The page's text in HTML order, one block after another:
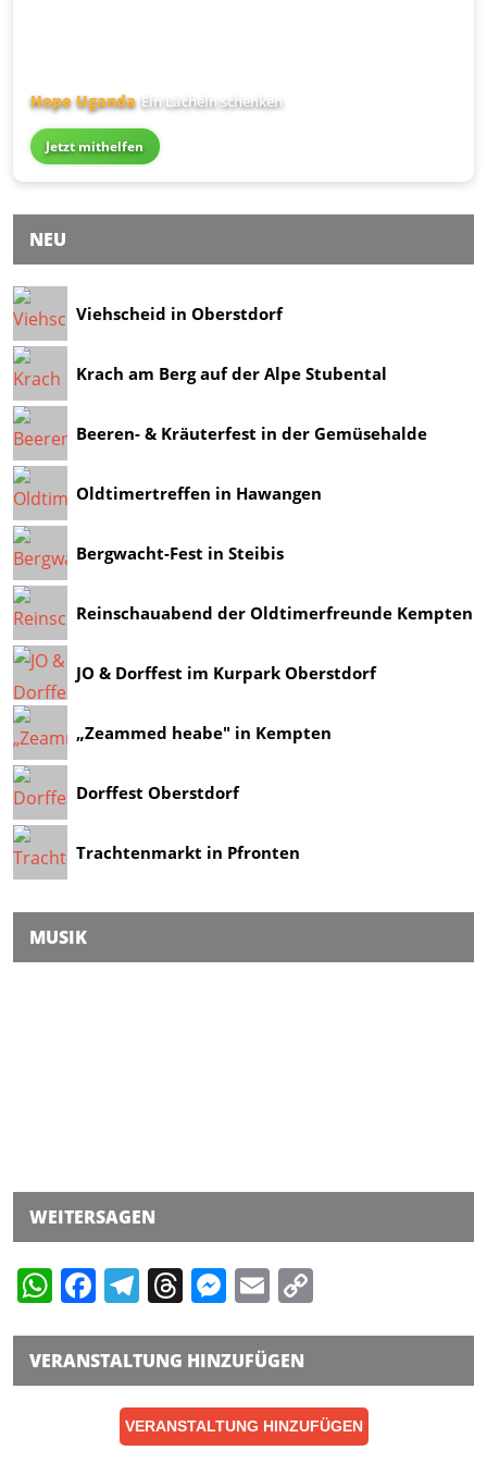
Hope Uganda Ein Lächeln schenken
Jetzt mithelfen
NEU
Viehscheid in Oberstdorf
Krach am Berg auf der Alpe Stubental
Beeren- & Kräuterfest in der Gemüsehalde
Oldtimertreffen in Hawangen
Bergwacht-Fest in Steibis
Reinschauabend der Oldtimerfreunde Kempten
JO & Dorffest im Kurpark Oberstdorf
„Zeammed heabe" in Kempten
Dorffest Oberstdorf
Trachtenmarkt in Pfronten
MUSIK
WEITERSAGEN
WhatsApp
Facebook
Telegram
Threads
Messenger
Email
VERANSTALTUNG HINZUFÜGEN
VERANSTALTUNG HINZUFÜGEN